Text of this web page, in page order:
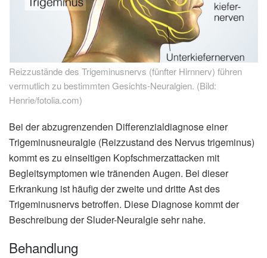
Reizzustände des Trigeminusnervs (fünfter Hirnnerv) führen
vermutlich zu bestimmten Gesichts-Neuralgien. (Bild:
Henrie/fotolia.com)
Bei der abzugrenzenden Differenzialdiagnose einer
Trigeminusneuralgie (Reizzustand des Nervus trigeminus)
kommt es zu einseitigen Kopfschmerzattacken mit
Begleitsymptomen wie tränenden Augen. Bei dieser
Erkrankung ist häufig der zweite und dritte Ast des
Trigeminusnervs betroffen. Diese Diagnose kommt der
Beschreibung der Sluder-Neuralgie sehr nahe.
Behandlung